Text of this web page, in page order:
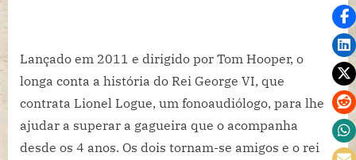
Lançado em 2011 e dirigido por Tom Hooper, o
longa conta a história do Rei George VI, que
contrata Lionel Logue, um fonoaudiólogo, para lhe
ajudar a superar a gagueira que o acompanha
desde os 4 anos. Os dois tornam-se amigos e o rei